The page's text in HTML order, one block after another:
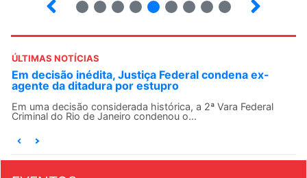
ÚLTIMAS NOTÍCIAS
Em decisão inédita, Justiça Federal condena ex-
agente da ditadura por estupro
Em uma decisão considerada histórica, a 2ª Vara Federal
Criminal do Rio de Janeiro condenou o...